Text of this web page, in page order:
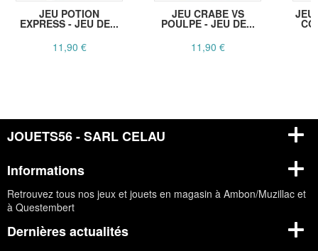
JEU POTION
EXPRESS - JEU DE...
11,90 €
JEU CRABE VS
POULPE - JEU DE...
11,90 €
JEU
JOUETS56 - SARL CELAU
Informations
Retrouvez tous nos jeux et jouets en magasin à Ambon/Muzillac et
à Questembert
Dernières actualités